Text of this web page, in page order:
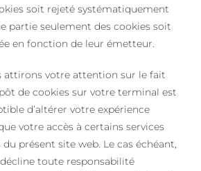
soit rejeté systématiquement
partie seulement des cookies soit
en fonction de leur émetteur.
attirons votre attention sur le fait
de cookies sur votre terminal est
d’altérer votre expérience
votre accès à certains services
présent site web. Le cas échéant,
toute responsabilité